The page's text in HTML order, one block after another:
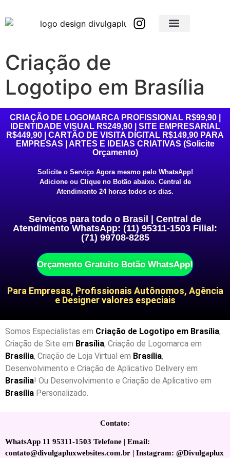
Criação de
Logotipo em Brasília
CRIAÇÃO DE LOGOMARCA PROFISSIONAL R$99,90 |
IDENTIDADE VISUAL R$249,90 | SITE EMPRESARIAL
R$449,90 | CARTÃO DE VISITA DIGITAL R$149,90 PARA
EMPRESAS | ARTES E IDEIAS CRIATIVAS (Solicite
Orçamento)
Solicite o Serviço Agora mesmo pelo WhatsApp!
Adicione ou Clique no Botão abaixo. Central de
Atendimento 24 horas todos os dias.
Serviços para todo o Brasil | Central de
Atendimento WhatsApp: (11) 95311-1503 Filial:
(71) 99708-8285
Orçamento Gratuito Botão WhatsApp!
Para Empresas, Profissionais Autônomos, Agência
e Designer valores especiais
Somos Especialistas em Criação de Logotipo em Brasília,
Criação de Site em Brasília, Criação de Logomarca em
Brasília, Criação de Loja Virtual em Brasília,
Desenvolvimento e Criação de Aplicativo Delivery em
Brasília! Ou Desenvolvimento e Criação de Aplicativo em
Brasília Personalizado.
Contato:
WhatsApp 11 95311-1503 Telefone | Email:
contato@divulgapluxwebsites.com.br | Instagram: @Divulgaplux